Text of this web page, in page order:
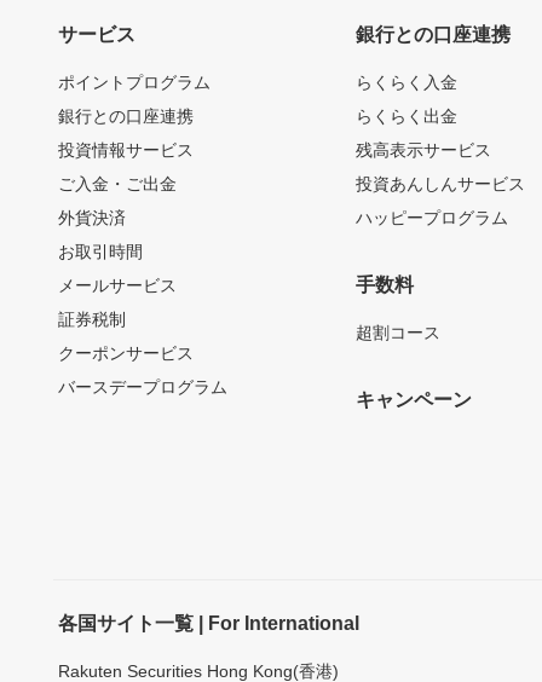
サービス
ポイントプログラム
銀行との口座連携
投資情報サービス
ご入金・ご出金
外貨決済
お取引時間
メールサービス
証券税制
クーポンサービス
バースデープログラム
銀行との口座連携
らくらく入金
らくらく出金
残高表示サービス
投資あんしんサービス
ハッピープログラム
手数料
超割コース
キャンペーン
各国サイト一覧 | For International
Rakuten Securities Hong Kong(香港)